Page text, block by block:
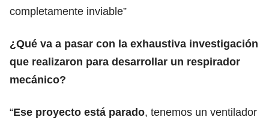
completamente inviable”
¿Qué va a pasar con la exhaustiva investigación
que realizaron para desarrollar un respirador
mecánico?
“Ese proyecto está parado, tenemos un ventilador